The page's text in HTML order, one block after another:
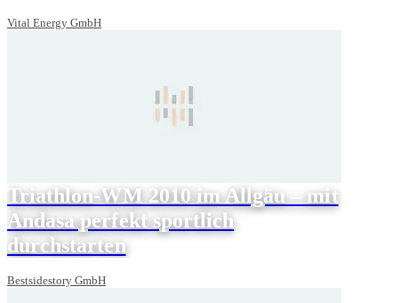
Vital Energy GmbH
Triathlon-WM 2010 im Allgäu – mit
Andasa perfekt sportlich
durchstarten
Bestsidestory GmbH